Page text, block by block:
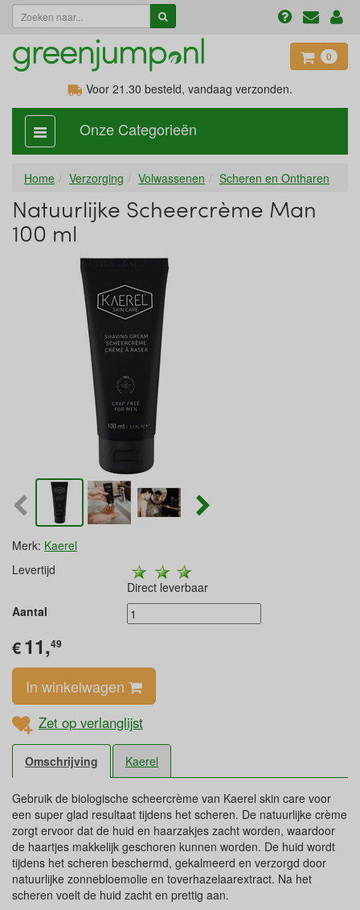
0
Voor 21.30 besteld, vandaag verzonden.
categorie
aan,
Onze Categorieën
Home Verzorging Volwassenen Scheren en Ontharen
Natuurlijke Scheercrème Man
100 ml
Merk: Kaerel
Levertijd
Direct leverbaar
Aantal
€11,49
In winkelwagen
Zet op verlanglijst
Omschrijving Kaerel
Gebruik de biologische scheercrème van Kaerel skin care voor
een super glad resultaat tijdens het scheren. De natuurlijke crème
zorgt ervoor dat de huid en haarzakjes zacht worden, waardoor
de haartjes makkelijk geschoren kunnen worden. De huid wordt
tijdens het scheren beschermd, gekalmeerd en verzorgd door
natuurlijke zonnebloemolie en toverhazelaarextract. Na het
scheren voelt de huid zacht en prettig aan.